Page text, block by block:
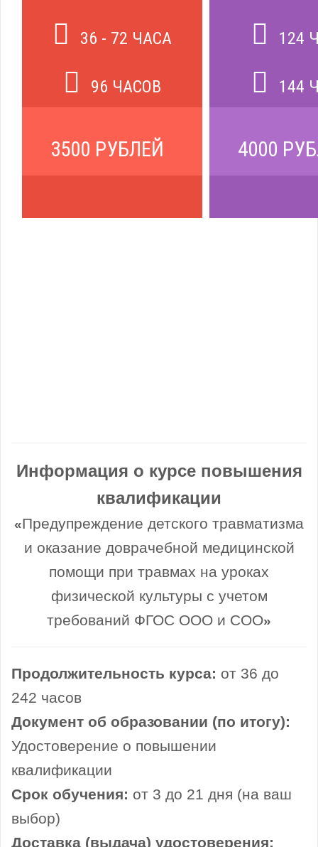
36 - 72 ЧАСА
96 ЧАСОВ
3500 РУБЛЕЙ
124
144
4000
Информация о курсе повышения
квалификации
«Предупреждение детского травматизма
и оказание доврачебной медицинской
помощи при травмах на уроках
физической культуры с учетом
требований ФГОС ООО и СОО»
Продолжительность курса: от 36 до
242 часов
Документ об образовании (по итогу):
Удостоверение о повышении
квалификации
Срок обучения: от 3 до 21 дня (на ваш
выбор)
Доставка (выдача) удостоверения: